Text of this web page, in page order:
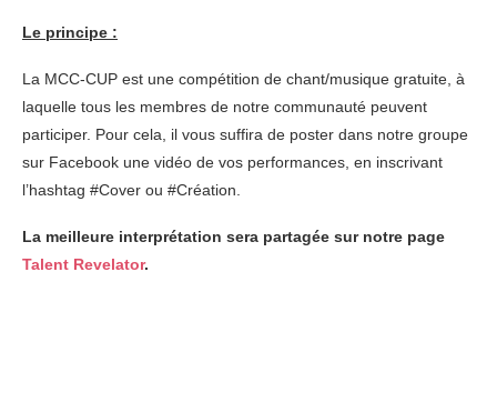
Le principe :
La MCC-CUP est une compétition de chant/musique gratuite, à
laquelle tous les membres de notre communauté peuvent
participer. Pour cela, il vous suffira de poster dans notre groupe
sur Facebook une vidéo de vos performances, en inscrivant
l’hashtag #Cover ou #Création.
La meilleure interprétation sera partagée sur notre page
Talent Revelator.